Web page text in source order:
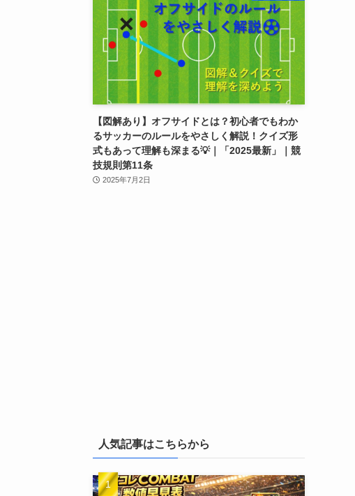
【図解あり】オフサイドとは？初心者でもわか
るサッカーのルールをやさしく解説！クイズ形
式もあって理解も深まる💡｜「2025最新」｜競
技規則第11条
2025年7月2日
人気記事はこちらから